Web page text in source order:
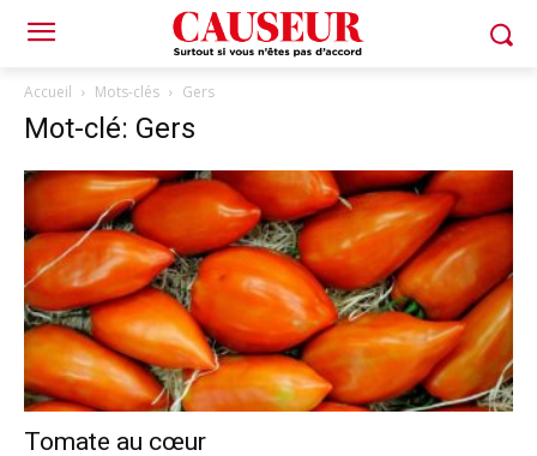
Accueil Mots-clés Gers
Mot-clé: Gers
Tomate au cœur